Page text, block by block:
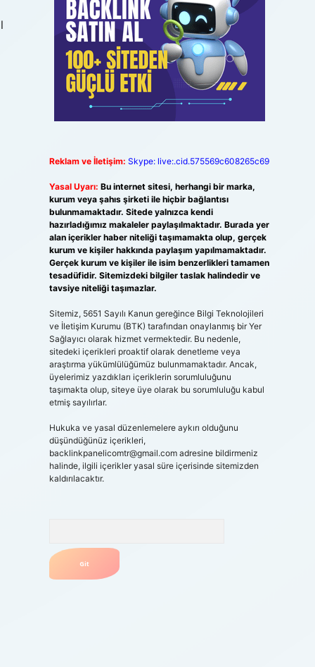
Reklam ve İletişim: Skype: live:.cid.575569c608265c69
Yasal Uyarı: Bu internet sitesi, herhangi bir marka,
kurum veya şahıs şirketi ile hiçbir bağlantısı
bulunmamaktadır. Sitede yalnızca kendi
hazırladığımız makaleler paylaşılmaktadır. Burada yer
alan içerikler haber niteliği taşımamakta olup, gerçek
kurum ve kişiler hakkında paylaşım yapılmamaktadır.
Gerçek kurum ve kişiler ile isim benzerlikleri tamamen
tesadüfidir. Sitemizdeki bilgiler taslak halindedir ve
tavsiye niteliği taşımazlar.
Sitemiz, 5651 Sayılı Kanun gereğince Bilgi Teknolojileri
ve İletişim Kurumu (BTK) tarafından onaylanmış bir Yer
Sağlayıcı olarak hizmet vermektedir. Bu nedenle,
sitedeki içerikleri proaktif olarak denetleme veya
araştırma yükümlülüğümüz bulunmamaktadır. Ancak,
üyelerimiz yazdıkları içeriklerin sorumluluğunu
taşımakta olup, siteye üye olarak bu sorumluluğu kabul
etmiş sayılırlar.
Hukuka ve yasal düzenlemelere aykırı olduğunu
düşündüğünüz içerikleri,
backlinkpanelicomtr@gmail.comadresine bildirmeniz
halinde, ilgili içerikler yasal süre içerisinde sitemizden
kaldırılacaktır.